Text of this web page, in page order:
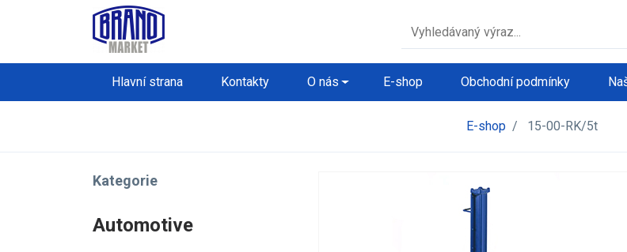
Hlavní strana Kontakty O nás E-shop Obchodní podmínky
E-shop / 15-00-RK/5t
Kategorie
Automotive